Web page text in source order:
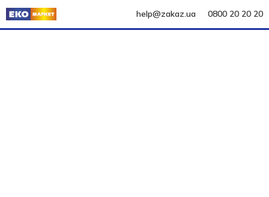
help@zakaz.ua 0800 20 20 20